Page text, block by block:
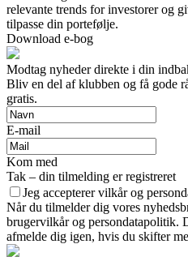
relevante trends for investorer og
tilpasse din portefølje.
Download e-bog
Modtag nyheder direkte i din
Bliv en del af klubben og få gode
gratis.
E-mail
Kom med
Tak – din tilmelding er registreret
Jeg accepterer vilkår og
Når du tilmelder dig vores
brugervilkår og persondatapolitik.
afmelde dig igen, hvis du skifter